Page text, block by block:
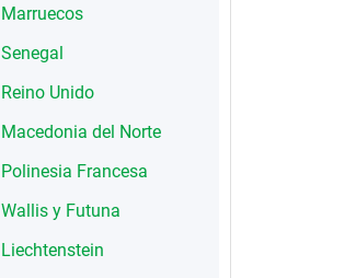
Marruecos
Senegal
Reino Unido
Macedonia del Norte
Polinesia Francesa
Wallis y Futuna
Liechtenstein